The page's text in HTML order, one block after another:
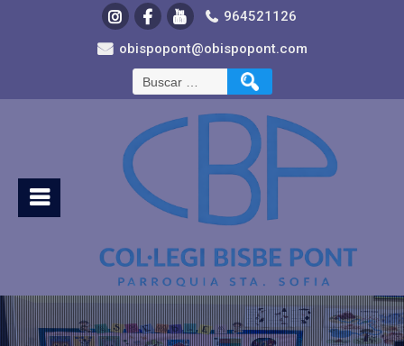
964521126
obispopont@obispopont.com